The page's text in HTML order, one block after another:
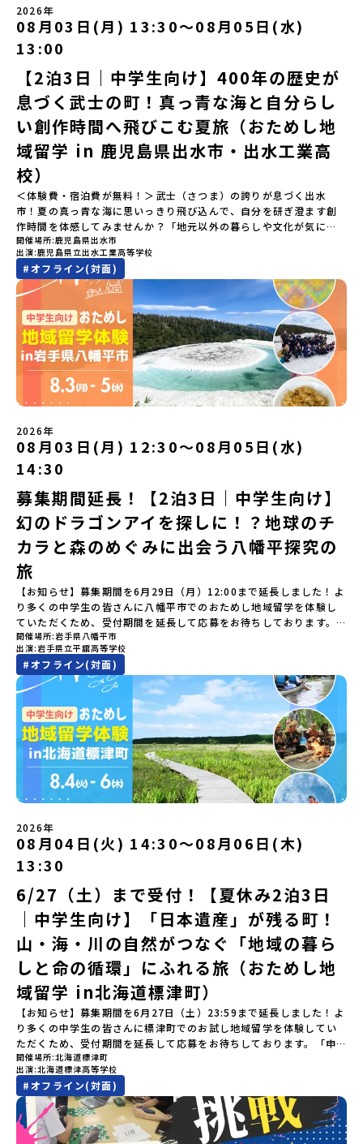
ら抽選の上、締め切り日から1週間を目途に、お申し込み時に記入い
ただいたメールアドレス宛に「当選／落選メール」をお送りいたし
ます。当選者は、メールに記載された「当選確認フォーム」に３日
以内に回答いただき、確認フォームの提出をもって参加確定とさせ
ていただきます。当選確認フォームの期日までにご回答いただけな
い場合は、当選を取り消しとさせていただきます。当選取り消しが
あった場合は、繰り上げ当選者へご連絡させていただきます。登録
メールアドレスの変更をご希望の場合は下記の地域みらい留学公式
LINEよりご連絡をお願いします。※受信制限設定をしていると、通
知メールをお受け取りいただけません。その場合は、
「@miratabi.jp」からのメールを受信できるよう設定をお願いいた
します。※結果に関する個別のお問合せにはお答えしておりません
ので、ご了承ください。・お申し込みについてお申込はお一人様1回
限りです。PC・スマートフォンからお申込ください。申込後の内容
変更はできません。お申込時は、メールアドレスの入力間違いにご
注意ください。・宿泊について１室に複数(同性2～4名程度)で宿泊
いただく予定です。・食事アレルギー対応について個別の詳細なア
レルギー対応希望にはお応えしかねる場合がございます。対応が必
要な場合は必ず事前にご相談ください。・参加取消や急遽参加でき
なくなった場合について参加決定後の参加お取り消しはご遠慮下さ
い。やむを得ないお取り消しの場合はお早めに事務局までご連絡く
ださい。・キャンセルポリシーやむを得ない参加お取り消しの場
合、以下のルールに沿って対応させていただきます。ご了承くださ
い。プログラム開催日の前日＜7月3日＞から、【キャンセルのご連
絡日：お支払いいただく旅行代金】・21日目にあたる日以前：無
料・20日目-8日目：20％・7日目-2日目：30％・プログラム開始日
加またはプログラム開始後の解除：100％・催行中止について天候な
どの状況等によって開催を見合わせる可能性があります。その場合
は原則、開催日1週間前までにご連絡いたします。又、最少催行人数
に達しなかった場合は、開催日3週間前までに催行中止の旨をメール
にてご連絡いたします。・よくあるご質問その他、よくあるご質問
についてはこちらをご確認ください。運営団体について＜プログラ
ム主催：一般財団法人地域・教育魅力化プラットフォーム＞「意志
ある若者にあふれる持続可能な地域・社会をつくる」というビジョ
ンを掲げ、2017年3月に島根県に設立した教育事業団体です。日本
全国約200の高校と連携しながら、中学卒業後に地域の枠を越えて生
徒一人ひとりの夢や価値観に合った地域・学校で1〜3年間過ごすこ
とができるシステム「地域みらい留学」をはじめとした、教育事業
や地域活性モデルをつくり続けています。名 称：一般財団法人地
域・教育魅力化プラットフォーム設 立：2017年3月代表者：岩本
悠所在地：〒690-0842 島根県松江市東本町二丁目25-6 みらい
BASE2階 その他所在地公式HP：http://c-platform.or.jp/お問い
合わせ先担当：小川・小原E-mail：info@miratabi.jp「おためし
地域留学体験」のプログラム開催情報を公式LINEにて配信中！ぜひ
ご登録ください♪地域みらい留学公式LINE
「みんなでBBQディナー」 -さらに仲間や地元の高校生、町の大人
たちと交流＜3日目＞（AM）「アイヌが愛した森を散策するフィー
ルドワーク」「3日間の振り返りワーク」 -みんなで振り返り対話
「ランチ/お土産タイム」（PM） 13：30頃プログラム終了-新千歳
空港には15：00頃に到着予定です。※天候の状況や参加人数によっ
てプログラムを変更する場合がございます。参加概要【開催場所】
北海道平取町（びらとりちょう）【実施日程】7月18日(土)～7月20
日(月祝)※参加が確定した方には6月3日(水) 18：30～20：00に
「参加者向け事前オンライン研修」をご案内する予定です。必ず参
加をお願いします。【集合場所・時間】7月18日(土) 12：00 新千歳
空港※12：00までに新千歳空港に到着する便で手配ください。【解
散場所・時間】7月20日(祝月) 15：00頃 新千歳空港※16：00以降
に新千歳空港を出発する便で手配ください。【対象】中学2年生、中
学3年生【宿泊先】ゲストハウス ヤント※ドミトリータイプの2段ベ
ッド（1室2～4名）で宿泊いただく予定です。【旅行代金】無料※旅
行代金に含まれる費用のうち、以下の内容が無料となります・宿泊
費（2泊分）・プログラム内のアクティビティ・体験費用・一部の食
事代※以下の費用は参加者のご負担となります・集合場所までの往
復交通費・お土産代や自由時間の個人飲食費などの個人的費用【募
集人数】最大10名（お申し込み多数の場合は抽選の上決定）【参加
者決定】お申し込み多数の場合は、締め切り後1週間を目途に当落結
果をご連絡いたします。【申し込み受付締切】4月30日(木)12：00
から 5月14日(木) 12：00まで疑問も不安もワクワクに変える！「お
ためし地域留学」ステップアップ説明会プログラムの内容を詳しく
知りたい方や、お申し込みを迷われている方向けにZoomでのオン
ライン配信を行います。知りたい情報のレベルに合わせて、以下の2
つのステップをご活用ください。【STEP 1】全体オンライン説明会
（アーカイブ動画を公開中！）〜まずは「おためし地域留学」を知
りたい方へ〜日本全国20以上の地域から選んで参加できる「おため
し地域留学」の魅力を凝縮したアーカイブ動画をご覧いただけま
す。初めての一人旅への不安や、事務局のサポート体制、安全面に
る]YouTube：https://youtu.be/Yt8nd04aNgA?
si=e5erbspvwz5O8_uF【STEP 2】平取町プログラム説明会〜
「平取町」の内容を具体的に深掘りしたい方へ〜全体説明を聞いた
うえで、「平取町では具体的に何をするの？」「どんな町なの？」
という疑問にお答えする説明会です。平取町ならではの豊かな文化
や、2泊3日のプログラムの中身をたっぷりとお伝えします。日
時： 5月7日(木) 19：00〜19：40内 容： 平取町ってどんなとこ
ろ？、プログラム詳細解説、質疑応答お申し込み：https://c-
mirai.jp/events/002112どちらの説明会でも、お気軽にどうぞ！
「はじめての一人旅だけど大丈夫？」「どんな体験ができるの？」
そんな保護者様の不安や、中学生のみなさんの素朴な疑問にスタッ
フが直接お答えします。チャットでの質問も可能ですので、ぜひご
自宅からリラックスしてご参加ください。▼お申し込み前に必ずご
確認ください・参加規約への同意プログラムへの参加申し込みいた
だく前に、「お申し込みに関する各規約」への同意が必須となりま
す。ご確認ください。・抽選による参加者決定についてお申込みい
ただいた方の中から抽選の上、締め切り日から1週間を目途に、お申
し込み時に記入いただいたメールアドレス宛に「当選／落選メー
ル」をお送りいたします。当選者は、メールに記載された「当選確
認フォーム」に３日以内に回答いただき、確認フォームの提出をも
にご回答いただけない場合は、当選を取り消しとさせていただきま
す。当選取り消しがあった場合は、繰り上げ当選者へご連絡させて
いただきます。登録メールアドレスの変更をご希望の場合は下記の
地域みらい留学公式LINEよりご連絡をお願いします。※受信制限設
定をしていると、通知メールをお受け取りいただけません。その場
合は、「@miratabi.jp」からのメールを受信できるよう設定をお願
いいたします。※結果に関する個別のお問合せにはお答えしており
ませんので、ご了承ください。・お申し込みについてお申込はお一
人様1回限りです。PC・スマートフォンからお申込ください。申込
後の内容変更はできません。お申込時は、メールアドレスの入力間
違いにご注意ください。・宿泊について１室に複数(同性2～4名程
度)で宿泊いただく予定です。・食事アレルギー対応について個別の
詳細なアレルギー対応希望にはお応えしかねる場合がございます。
対応が必要な場合は必ず事前にご相談ください。・参加取消や急遽
参加できなくなった場合について参加決定後の参加お取り消しはご
遠慮下さい。やむを得ないお取り消しの場合はお早めに事務局まで
ご連絡ください。・キャンセルポリシーやむを得ない参加お取り消
しの場合、以下のルールに沿って対応させていただきます。ご了承
ください。プログラム開催日の前日＜7月17日＞から、【キャンセル
のご連絡日：お支払いいただく旅行代金】・21日目にあたる日以
前：無料・20日目-8日目：20％・7日目-2日目：30％・プログラム
です。どんな困難な状況にも真っ向から立ち向かい、未知の領域へ
夢を追って挑戦し続ける姿勢や、手つかずの大自然の中で一攫千金
の夢を抱いて熱中した「砂金掘り」、自らの手で広大な大地を切り
拓いてきた農業や漁業の歴史など、夢を追う人々が集まる他の町に
はない風土が存在します。大樹町では、このフロンティアスピリッ
ツが現在、「北海道の小さな町から宇宙を目指す」という新たな夢
へと繋がっています。 「宇宙版シリコンバレー」の実現を目指し、
国内外の宇宙関連企業が集まる宇宙港「北海道スペースポート」の
整備が進められています。 この未来への挑戦の精神は、民間企業に
よる日本初のロケット打ち上げ成功という形で実を結び、世界有数
のロケット発射場の適地として全国・アジア各国からも大きな注目
を集めています 今回は、そんな大樹町の過去から未来へ繋がるフロ
ンティアスピリッツに触れるアクティビティへ出発！農業からロケ
ットまで本物の現場を体感し、他では味わえない体験を五感をフル
につかって楽しむことができます🎵大樹高校は、農業から宇宙まで
「町のぜんぶが教科書」！大樹高校の学びは、ただ教室の机に座っ
ているだけではありません！農業や漁業から、最先端の宇宙科学ま
で「町のぜんぶが教科書」 です。先輩たちは「地域探究」の授業
や、放課後の「地域探究サークル」を通して、学校の外へどんどん
飛び出し町の人たちと一緒にリアルな課題解決にチャレンジしてい
ます。そんな先輩たちとの交流がきっと「未来の自分」のヒントが
見つかるはず！ あたたかい町の人たちや先輩たちとの出会いが待っ
ている北海道大樹町へ、あなたの世界をグッと広げる特別な旅に出
発しませんか？ 体験のおすすめポイント体験プログラム内容（予
定）＜１日目＞（PM）「オリエンテーション・自己紹介ワーク」
「大樹町の自然を満喫」 -先人の知恵と夢を体験「砂金堀」 -川
樹高校見学・寮見学」 -大樹高校の特徴を知る学校体験 -高校生
との対話「大樹町の魅力を体験①」 -大樹町ならではのランチ＆ス
イーツ（PM）「大樹町の魅力を体験②」 -大樹町宇宙交流センタ
ーSORA見学 -モデルロケットを飛ばしてみよう！「みんなで
BBQ」 -さらに仲間や地元の高校生、町の大人たちと交流＜3日目
＞（AM）「3日間の振り返りワーク」 -みんなで振り返り対話「牧
場の舞台裏。フィールドワーク」 -牧場見学・搾乳体験・動物と触
れ合おう「ランチ/お土産タイム」（PM） 14：00頃プログラム終
了-とかち帯広空港には15：00頃に到着予定です。※天候の状況や参
加人数によってプログラムを変更する場合がございます。参加概要
【開催場所】北海道大樹町（たいきちょう）【実施日程】7月28日
(火)〜 7月30日(木)※参加が確定した方には6月19日(金) 18：30～
20：00に「参加者向け事前オンライン研修」をご案内する予定で
す。必ず参加をお願いします。【集合場所・時間】7月28日(火)
13：00 とかち帯広空港※13：00までにとかち帯広空港に到着する
便で手配ください。【解散場所・時間】7月30日(木) 15：00頃 とか
ち帯広空港※16：00以降にとかち帯広空港を出発する便で手配くだ
さい。【対象】中学2年生、中学3年生【宿泊先】大樹町ワーキング
ステイ住宅※1室に複数(同性2～4名程度)で宿泊いただく予定です。
【旅行代金】無料※旅行代金に含まれる費用のうち、以下の内容が
無料となります：・宿泊費（2泊分）・プログラム内のアクティビテ
ィ・体験費用・一部の食事代*以下の費用は参加者のご負担となりま
す・集合場所までの往復交通費・お土産代や自由時間の個人飲食費
などの個人的費用【募集人数】最大10名（お申し込み多数の場合は
抽選の上決定）【参加者決定】お申し込み多数の場合は、締め切り
間】申込期間が延長になりました！5月7日(木)12：00 から 6月4日
(木) 12：00まで疑問も不安もワクワクに変える！「おためし地域留
学」ステップアップ説明会プログラムの内容を詳しく知りたい方
や、お申し込みを迷われている方向けにZoomでのオンライン配信
を行います。知りたい情報のレベルに合わせて、以下の2つのステッ
プをご活用ください。【STEP 1】全体オンライン説明会（アーカイ
ブ動画を公開中！）〜まずは「おためし地域留学」を知りたい方
へ〜日本全国20以上の地域から選んで参加できる「おためし地域留
学」の全体像や魅力について、説明会を開催しました。中学生一人
での参加にあたり、保護者様が特に気になる「安全面」や「事務局
のサポート体制」についても詳しく解説しています。ぜひ、ご自宅
からお気軽にご視聴ください。🎬 [アーカイブ動画を視聴す
る]YouTube：https://youtu.be/Yt8nd04aNgA?
si=e5erbspvwz5O8_uF 【STEP 2】大樹町プログラム説明会〜
「大樹町」の内容を具体的に深掘りしたい方へ〜全体説明を聞いた
うえで、「大樹町では具体的に何をするの？」「どんな町なの？」
という疑問にお答えする説明会です。大樹町ならではの豊かな文化
や、2泊3日のプログラムの中身をたっぷりとお伝えします。日
時： 5月13日(水) 19：00〜19：40内 容： 大樹町ってどんなとこ
ろ？プログラム詳細解説、質疑応答お申し込み：https://c-
mirai.jp/events/002112お気軽にどうぞ！「はじめての一人旅だ
2026年
08月03日(月) 13:30〜08月05日(水)
13:00
【2泊3日｜中学生向け】400年の歴史が
息づく武士の町！真っ青な海と自分らし
い創作時間へ飛びこむ夏旅（おためし地
域留学 in 鹿児島県出水市・出水工業高
校）
＜体験費・宿泊費が無料！＞武士（さつま）の誇りが息づく出水
市！夏の真っ青な海に思いっきり飛び込んで、自分を研ぎ澄ます創
作時間を体感してみませんか？「地元以外の暮らしや文化が気にな
る。いつか留学してみたい！」「自分の進学や将来の可能性をもっ
とひらきたい！」「ものづくりや工業高校に興味がある！」そんな
中学生のみなさんにおすすめ！「おためし地域留学」は、日本全国
約200の高校と連携し、地域の枠を超えて学校生活を送る「地域みら
い留学」をプチ体験できるプログラムです。はじめてのひとり旅で
も安心！現地でもスタッフがしっかりとサポートいたします。今回
のフィールドは「鹿児島県 出水市（いずみし）出水工業高校」出水
市（いずみし）は、鹿児島県の玄関口にあるまち。ここでしか見ら
れない景色と、地元の人たちがずっと大切にしてきたものがありま
す。400年前から続く「武士の道」を歩く昔、武士たちがまちを守る
ために築いた「出水麓（いずみふもと）武家屋敷群」。今も残る約
150軒のお屋敷のほとんどに、今も人が住んでいます。400年前の武
士が歩いた道を、自分の足で歩く。まるで、まち全体がタイムカプ
セル。真っ青な海へダイブ！目の前に広がる八代海（やつしろか
い）は穏やかなリアス式海岸。海に沈む夕日は一生に一度は見てお
きたい景色です。出水工業高校は、「建築科」と「機械電気科」の2
つの学科。金属加工、電気工作、建物のデザインにチャレンジでき
る環境。「高校生ものづくりコンテスト」の木材加工部門で九州大
会2位に輝くなど、先輩たちの実力はホンモノ！この旅では自分の手
でモノをつくる時間を体験。金属を削ったり、電気を組んだり、木
で形をつくったり。プロの機械にさわれる高校で&quot;自分の手
&quot;でモノづくりにチャレンジ。夜には自分だけの「竹灯籠（た
けとうろう）」を作って灯りをともします。真っ青な海に思いっき
りダイブしたり、全国から集まった仲間や地元の高校生、地域の方
たちとワイワイBBQや夕ごはんづくりは一生の思い出になるはず！
ちょっとドキドキするけど、楽しい！に出会う3日間。熱気あふれる
出水市の冒険に飛び込んでみませんか？体験のおすすめポイント体
験プログラム内容（予定）＜1日目＞（PM）「オリエンテーショ
ン・自己紹介ワーク」「みんなで海遊び！」 -心をほぐして、出水
に飛び込む！海を満喫しよう！「みんなで夕食」「1日目の振り返り
会」＜2日目＞（AM）「出水工業高校のオープンスクールに参
加」 -高校見学 -授業体験（PM）「学校のことを深く知る・もの
づくりにチャレンジ！」 -各学科を実際に体験する -ものづくり
にチャレンジ -竹灯籠づくりを創って灯りをともす「みんなで
BBQ」「2日目の振り返り会」＜3日目＞（AM）「3日間の振り返り
ワーク」 -みんなで振り返り対話（PM） 13:00頃 解散（出水駅）
※天候の状況や参加人数によってプログラムを変更する場合がござ
（月）〜 8月5日（水）※参加が確定した方には7月7日(火) 18:30-
20:00に「参加者向け事前オンライン会」をご案内する予定です。必
ず参加をお願いします。【集合場所・時間】出水駅 8月3日(月)
13:30 集合【解散場所・時間】出水駅 8月5日(水) 12:00 解散【対
象】中学生2～3年生【宿泊先】現在調整中※1室に複数名(同性)で宿
泊いただく予定です。【旅行代金】無料※旅行代金に含まれる費用
のうち、以下の内容が無料となります：・宿泊費（2泊分）・プログ
ラム内のアクティビティ・体験費用・一部の食事代*以下の費用は参
加者のご負担となります・集合場所までの往復交通費・お土産代や
自由時間の個人飲食費などの個人的費用【募集人数】最大10名（お
申し込み多数の場合は抽選の上決定）【参加者決定】お申し込み多
数の場合は、締め切り後1週間を目途に当落結果をご連絡いたしま
す。【申し込み受付期間】6月1日(月)12：00 から 6月15日(月)
12：00まで疑問も不安もワクワクに変える！「おためし地域留学」
ステップアップ説明会プログラムの内容を詳しく知りたい方や、お
申し込みを迷われている方向けにZoomでのオンライン配信を行い
ます。知りたい情報のレベルに合わせて、以下の2つのステップをご
活用ください。【STEP 1】全体オンライン説明会（アーカイブ動画
を公開中！）〜まずは「おためし地域留学」を知りたい方へ〜日本
全国20以上の地域から選んで参加できる「おためし地域留学」の全
体像や魅力について、説明会を開催しました。中学生一人での参加
開催場所 鹿児島県出水市
出演 鹿児島県立出水工業高等学校
#オフライン(対面)
2026年
08月03日(月) 12:30〜08月05日(水)
14:30
募集期間延長！【2泊3日｜中学生向け】
幻のドラゴンアイを探しに！？地球のチ
カラと森のめぐみに出会う八幡平探究の
旅
【お知らせ】募集期間を6月29日（月）12:00まで延長しました！よ
り多くの中学生の皆さんに八幡平市でのおためし地域留学を体験し
ていただくため、受付期間を延長して応募をお待ちしております。
「申し込みのタイミングを逃してしまった」という方も、この機会
にぜひ一歩踏み出してみませんか？※都合により締め切りを早める
場合がございます。お早目にご応募ください！＜体験費・宿泊費が
無料＞緑があふれる大自然の町へ！世界でここでしかできない「自
然×アートの融合体験」や「自然クラフト」を楽しんでみません
か？「大自然や文化体験が好き！興味がある！」「その地域にしか
ない郷土料理を味わってみたい！」「地元以外の暮らしや文化が気
になる。いつか留学してみたい！」そんな中学生のみなさんにおす
すめ！「おためし地域留学体験」は、日本全国約200の高校と連携し
ながら地域の枠を超えて学校生活を送ることができる「地域みらい
留学」をプチ体験できるプログラムです。はじめてでも安心！現地
ではスタッフがしっかりとサポートいたします。今回のフィールド
は「岩手県八幡平市（はちまんたいし）」岩手県八幡平市（はちま
んたいし）は北西部にあり、秋田県との県境にある自然豊かな町で
す。町の約83％は「森林」！標高1,000mを超える山岳地帯や高原
もあり緑が豊かな大自然を感じることができ、新緑、山菜の春、花
の夏、紅葉の秋、スキーや樹氷の冬と四季ごとに美しい景色を見る
ことのできるユニークな町です。「十和田八幡平（とわだはちまん
たい）国立公園」では登山やトレッキング、「安比高原（あっぴこ
うげん）スキー場」は日本国内最大級のスキーリゾートとして有名
で、一年中自然アクティビティを楽しむことができます！そして八
幡平市にある「松川地熱発電所」は、日本で初めて「地球のチカラ
を電気に変えた」場所！八幡平の地下からわき出す蒸気をそのまま
電気に変える「地球・自然にやさしい最先端のエネルギー」を生み
出す挑戦をしてきた町です。今回のプログラムでは、この松川地熱
発電所から吹き出す地熱蒸気を使った「アート体験」をすることが
できます。世界でここだけ！地球のチカラを使った幻想的なグラデ
ーションのアートづくりをぜひ体験してみてください！さらに八幡
平市は自然（山）の恵みを生かした料理がとても美味しい地域で
す。みなさんの地元の味とは違う「岩手の郷土料理」を味わって楽
しんでください🎵今回はこの大自然や文化が魅力的な八幡平市で、
日本全国から集まる中学生や「平舘（たいらだて）高校」の高校生
と一緒にさまざまなアクティビティを体験していただきます。他に
開催場所 岩手県八幡平市
出演 岩手県立平舘高等学校
#オフライン(対面)
2026年
08月04日(火) 14:30〜08月06日(木)
13:30
6/27（土）まで受付！【夏休み2泊3日
｜中学生向け】「日本遺産」が残る町！
山・海・川の自然がつなぐ「地域の暮ら
しと命の循環」にふれる旅（おためし地
域留学 in北海道標津町）
【お知らせ】募集期間を6月27日（土）23:59まで延長しました！よ
り多くの中学生の皆さんに標津町でのお試し地域留学を体験してい
ただくため、受付期間を延長して応募をお待ちしております。「申
し込みのタイミングを逃してしまった」という方も、この機会にぜ
ひ一歩踏み出してみませんか？※都合により締め切りを早める場合
がございます。お早目にご応募ください！-------奨学金のお知らせ-
------＼返還不要・3年間最大72万／💡北海道の高校留学に【毎月2
万円】の給付型奨学金～夢に向かって一歩踏み出す、あなたの未来
を応援！～ 詳細・条件はこちらから-----------------------------
開催場所 北海道標津町
出演 北海道標津高等学校
#オフライン(対面)